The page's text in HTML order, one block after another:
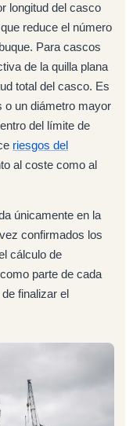
longitud del casco
reduce el número
Para cascos
de la quilla plana
total del casco. Es
o un diámetro mayor
del límite de
riesgos del
al coste como al
únicamente en la
confirmados los
cálculo de
parte de cada
finalizar el